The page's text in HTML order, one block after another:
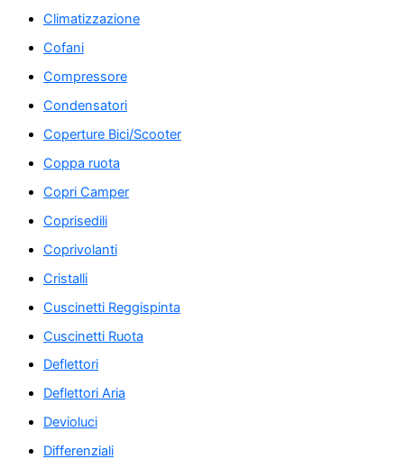
Climatizzazione
Cofani
Compressore
Condensatori
Coperture Bici/Scooter
Coppa ruota
Copri Camper
Coprisedili
Coprivolanti
Cristalli
Cuscinetti Reggispinta
Cuscinetti Ruota
Deflettori
Deflettori Aria
Devioluci
Differenziali